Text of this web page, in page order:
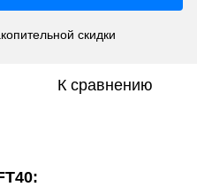
скидки
К сравнению